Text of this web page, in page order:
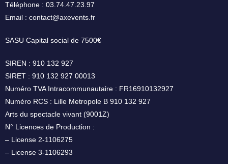
Téléphone : 03.74.47.23.97
Email : contact@axevents.fr
SASU Capital social de 7500€
SIREN : 910 132 927
SIRET : 910 132 927 00013
Numéro TVA Intracommunautaire : FR16910132927
Numéro RCS : Lille Metropole B 910 132 927
Arts du spectacle vivant (9001Z)
N° Licences de Production :
– License 2-1106275
– License 3-1106293